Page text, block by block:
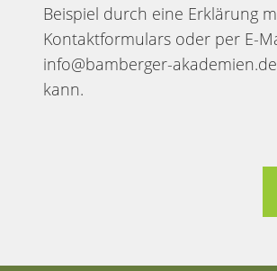
Beispiel durch eine Erklärung
Kontaktformulars oder per E-
info@bamberger-
kann.